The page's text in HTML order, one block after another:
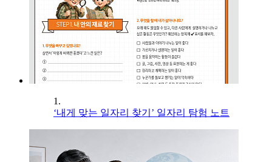
1.
‘내게 맞는 일자리 찾기’ 일자리 탐험 노트